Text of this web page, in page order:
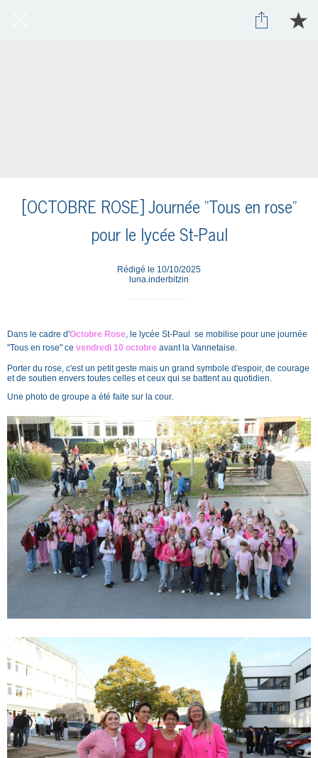
[OCTOBRE ROSE] Journée "Tous en rose"
pour le lycée St-Paul
Rédigé le 10/10/2025
luna.inderbitzin
Dans le cadre d'Octobre Rose , le lycée St-Paul se mobilise pour une journée
"Tous en rose" ce vendredi 10 octobre avant la Vannetaise.
Porter du rose, c'est un petit geste mais un grand symbole d'espoir, de courage
et de soutien envers toutes celles et ceux qui se battent au quotidien.
Une photo de groupe a été faite sur la cour.